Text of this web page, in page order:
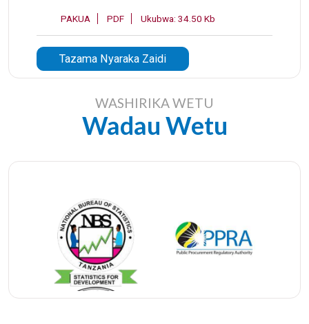
PAKUA PDF Ukubwa: 34.50 Kb
Tazama Nyaraka Zaidi
WASHIRIKA WETU
Wadau Wetu